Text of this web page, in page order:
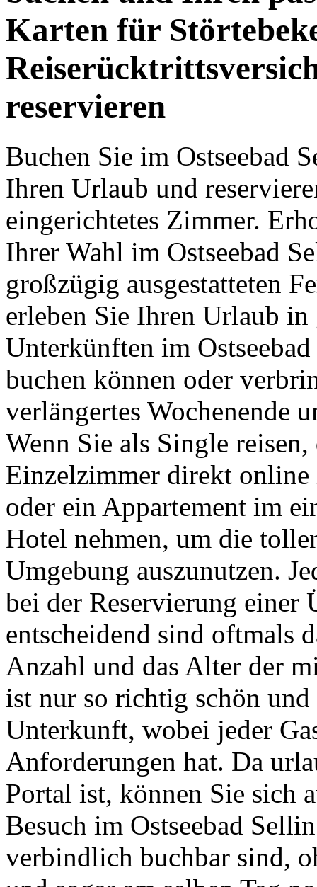
Karten für
reservieren
Buchen Sie im Ostseebad
Ihren Urlaub und
eingerichtetes Zimmer.
Ihrer Wahl im Ostseebad
großzügig ausgestatteten
erleben Sie Ihren Urlaub in
Unterkünften im
buchen können oder
verlängertes Wochenende
Wenn Sie als Single
Einzelzimmer direkt online
oder ein Appartement im
Hotel nehmen, um die
Umgebung auszunutzen.
bei der Reservierung einer
entscheidend sind oftmals
Anzahl und das Alter der
ist nur so richtig schön und
Unterkunft, wobei jeder
Anforderungen hat. Da
Portal ist, können Sie sich
Besuch im Ostseebad
verbindlich buchbar sind,